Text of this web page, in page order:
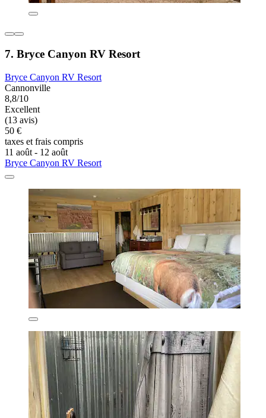
7. Bryce Canyon RV Resort
Bryce Canyon RV Resort
Cannonville
8,8/10
Excellent
(13 avis)
50 €
taxes et frais compris
11 août - 12 août
Bryce Canyon RV Resort